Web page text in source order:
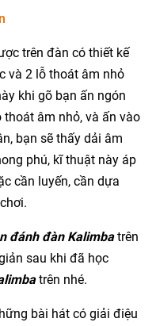
trên đàn có thiết kế
và 2 lỗ thoát âm nhỏ
khi gõ bạn ấn ngón
âm nhỏ, và ấn vào
bạn sẽ thấy dải âm
phú, kĩ thuật này áp
cần luyến, cần dựa
đánh đàn Kalimbatrên
sau khi đã học
trên nhé.
bài hát có giải điệu